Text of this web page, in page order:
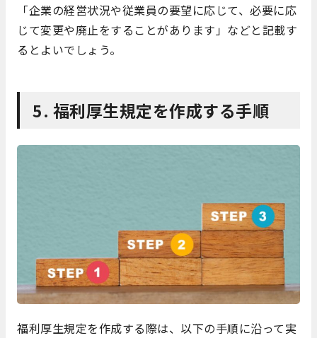
「企業の経営状況や従業員の要望に応じて、必要に応
じて変更や廃止をすることがあります」などと記載す
るとよいでしょう。
5. 福利厚生規定を作成する手順
福利厚生規定を作成する際は、以下の手順に沿って実